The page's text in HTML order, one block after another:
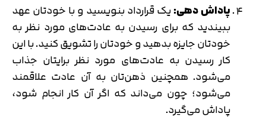
پاداش دهی:یک قرارداد بنویسید و با خودتان عهد
ببیندید که برای رسیدن به عادت‌های مورد نظر به
خودتان جایزه بدهید و خودتان را تشویق کنید. با این
کار رسیدن به عادت‌های مورد نظر برایتان جذاب
می‌شود. همچنین ذهن‌تان به آن عادت علاقمند
می‌شود؛ چون می‌داند که اگر آن کار انجام شود،
پاداش می‌گیرد.